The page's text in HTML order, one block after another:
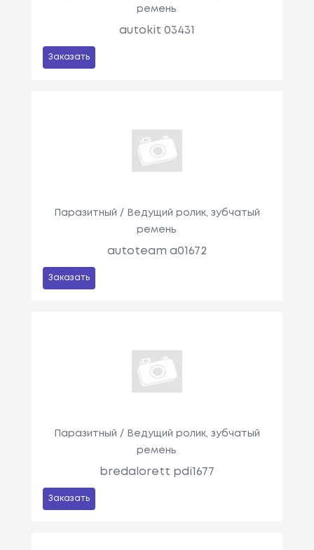
ремень
autokit 03431
Заказать
Паразитный / Ведущий ролик, зубчатый
ремень
autoteam a01672
Заказать
Паразитный / Ведущий ролик, зубчатый
ремень
bredalorett pdi1677
Заказать